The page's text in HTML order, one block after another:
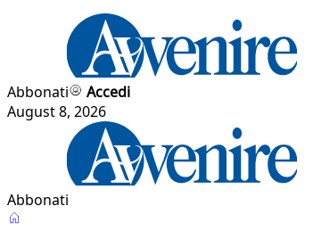
Abbonati
Accedi
August 8, 2026
Abbonati